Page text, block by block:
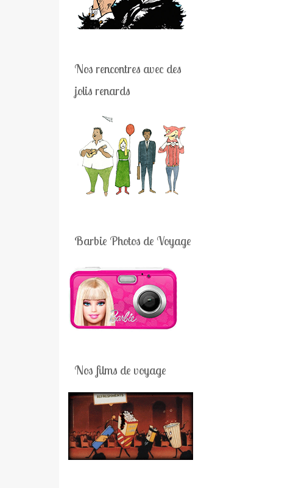
Nos rencontres avec des
jolis renards
Barbie Photos de Voyage
Nos films de voyage